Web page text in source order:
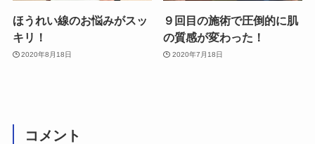
ほうれい線のお悩みがスッ
キリ！
2020年8月18日
９回目の施術で圧倒的に肌
の質感が変わった！
2020年7月18日
コメント